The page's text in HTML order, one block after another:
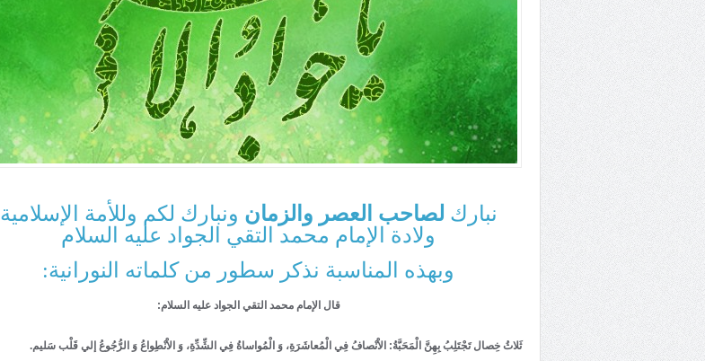
نبارك لصاحب العصر والزمان ونبارك لكم وللأمة الإسلامية
ولادة الإمام محمد التقي الجواد عليه السلام
وبهذه المناسبة نذكر سطور من كلماته النورانية:
قال الإمام محمد التقي الجواد علیه السلام:
ثَلاثُ خِصال تَجْتَلِبُ بِهِنَّ الْمَحَبَّةُ: الاْنْصافُ فِي الْمُعاشَرَةِ، وَ الْمُواساةُ فِي الشِّدِّةِ، وَ الاْنْطِواعُ وَ الرُّجُوعُ إلي قَلْب سَليم.